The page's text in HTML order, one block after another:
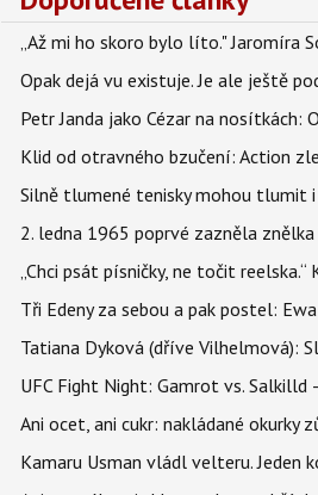
„Až mi ho skoro bylo líto." Jaromíra
Opak dejá vu existuje. Je ale ještě
Petr Janda jako Cézar na nosítkách:
Klid od otravného bzučení: Action
Silně tlumené tenisky mohou tlumit
2. ledna 1965 poprvé zazněla
„Chci psát písničky, ne točit
Tři Edeny za sebou a pak postel:
Tatiana Dyková (dříve Vilhelmová):
UFC Fight Night: Gamrot vs.
Ani ocet, ani cukr: nakládané okurky
Kamaru Usman vládl velteru. Jeden